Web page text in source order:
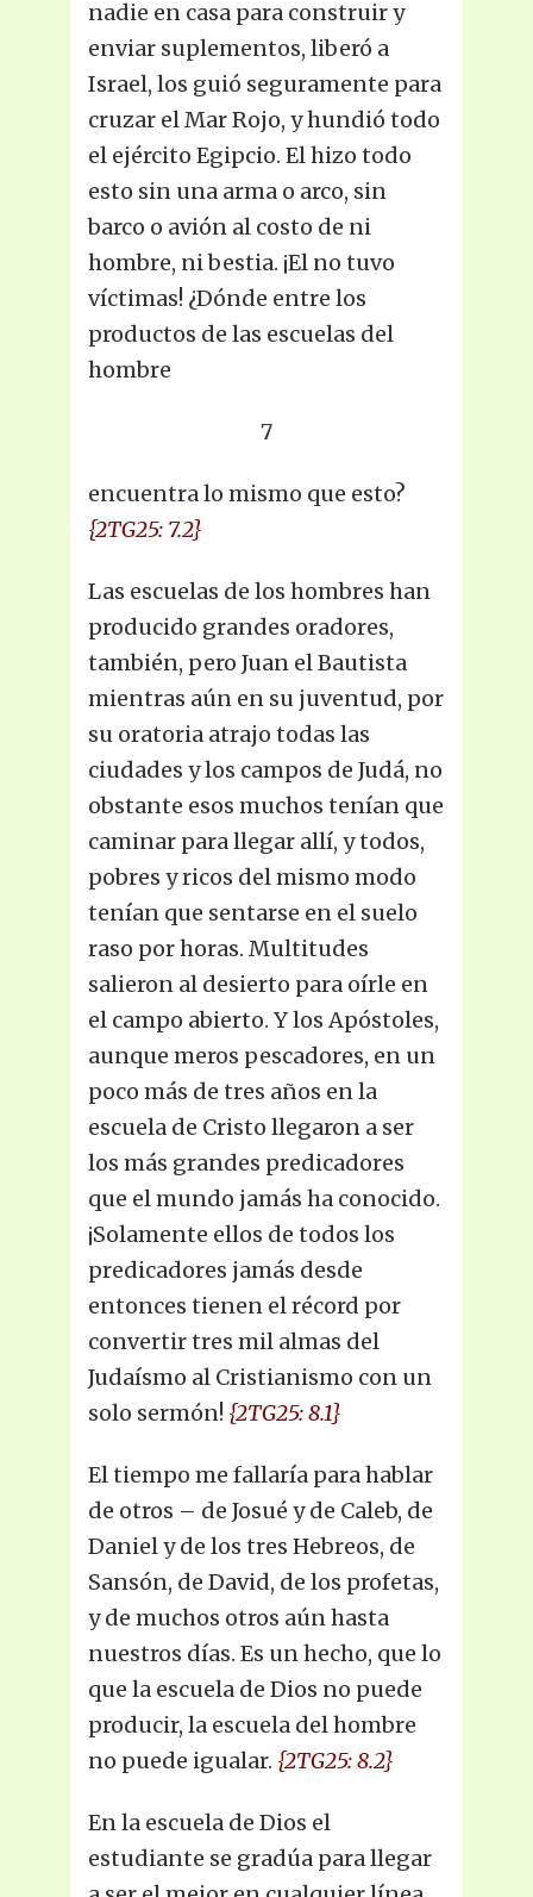
nadie en casa para construir y
enviar suplementos, liberó a
Israel, los guió seguramente para
cruzar el Mar Rojo, y hundió todo
el ejército Egipcio. El hizo todo
esto sin una arma o arco, sin
barco o avión al costo de ni
hombre, ni bestia. ¡El no tuvo
víctimas! ¿Dónde entre los
productos de las escuelas del
hombre
7
encuentra lo mismo que esto?
{2TG25: 7.2}
Las escuelas de los hombres han
producido grandes oradores,
también, pero Juan el Bautista
mientras aún en su juventud, por
su oratoria atrajo todas las
ciudades y los campos de Judá, no
obstante esos muchos tenían que
caminar para llegar allí, y todos,
pobres y ricos del mismo modo
tenían que sentarse en el suelo
raso por horas. Multitudes
salieron al desierto para oírle en
el campo abierto. Y los Apóstoles,
aunque meros pescadores, en un
poco más de tres años en la
escuela de Cristo llegaron a ser
los más grandes predicadores
que el mundo jamás ha conocido.
¡Solamente ellos de todos los
predicadores jamás desde
entonces tienen el récord por
convertir tres mil almas del
Judaísmo al Cristianismo con un
solo sermón! {2TG25: 8.1}
El tiempo me fallaría para hablar
de otros – de Josué y de Caleb, de
Daniel y de los tres Hebreos, de
Sansón, de David, de los profetas,
y de muchos otros aún hasta
nuestros días. Es un hecho, que lo
que la escuela de Dios no puede
producir, la escuela del hombre
no puede igualar. {2TG25: 8.2}
En la escuela de Dios el
estudiante se gradúa para llegar